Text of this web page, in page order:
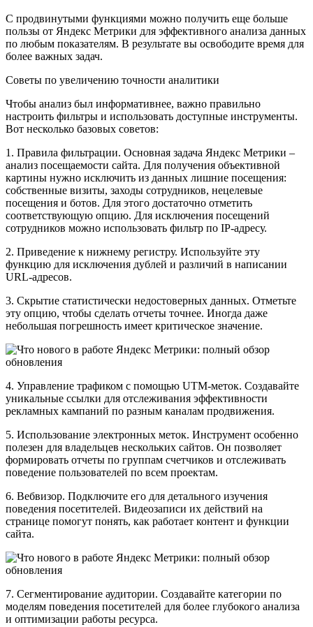
С продвинутыми функциями можно получить еще больше
пользы от Яндекс Метрики для эффективного анализа данных
по любым показателям. В результате вы освободите время для
более важных задач.
Советы по увеличению точности аналитики
Чтобы анализ был информативнее, важно правильно
настроить фильтры и использовать доступные инструменты.
Вот несколько базовых советов:
1. Правила фильтрации. Основная задача Яндекс Метрики –
анализ посещаемости сайта. Для получения объективной
картины нужно исключить из данных лишние посещения:
собственные визиты, заходы сотрудников, нецелевые
посещения и ботов. Для этого достаточно отметить
соответствующую опцию. Для исключения посещений
сотрудников можно использовать фильтр по IP-адресу.
2. Приведение к нижнему регистру. Используйте эту
функцию для исключения дублей и различий в написании
URL-адресов.
3. Скрытие статистически недостоверных данных. Отметьте
эту опцию, чтобы сделать отчеты точнее. Иногда даже
небольшая погрешность имеет критическое значение.
4. Управление трафиком с помощью UTM-меток. Создавайте
уникальные ссылки для отслеживания эффективности
рекламных кампаний по разным каналам продвижения.
5. Использование электронных меток. Инструмент особенно
полезен для владельцев нескольких сайтов. Он позволяет
формировать отчеты по группам счетчиков и отслеживать
поведение пользователей по всем проектам.
6. Вебвизор. Подключите его для детального изучения
поведения посетителей. Видеозаписи их действий на
странице помогут понять, как работает контент и функции
сайта.
7. Сегментирование аудитории. Создавайте категории по
моделям поведения посетителей для более глубокого анализа
и оптимизации работы ресурса.